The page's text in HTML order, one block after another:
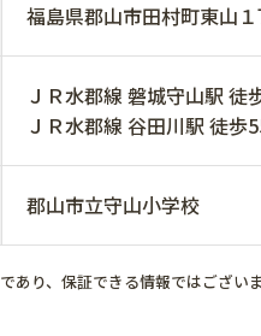
福島県郡山市田村町東山
ＪＲ水郡線 磐城守山駅 徒
ＪＲ水郡線 谷田川駅 徒歩
郡山市立守山小学校
り、保証できる情報ではござい